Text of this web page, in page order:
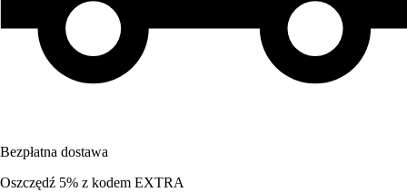
Bezpłatna dostawa
Oszczędź 5% z kodem EXTRA